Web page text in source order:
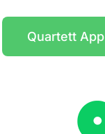
Quartett App